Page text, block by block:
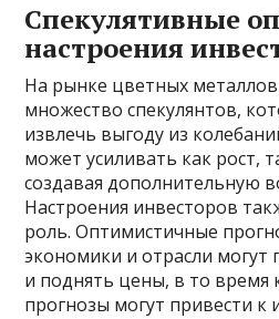
Спекулятивные
настроения
На рынке цветных
множество спекулянтов,
извлечь выгоду из
может усиливать как рост,
создавая дополнительную
Настроения инвесторов
роль. Оптимистичные
экономики и отрасли могут
и поднять цены, в то время
прогнозы могут привести к